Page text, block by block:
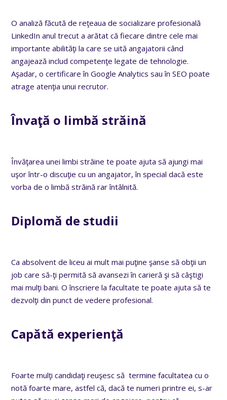
O analiză făcută de reţeaua de socializare profesională
LinkedIn anul trecut a arătat că fiecare dintre cele mai
importante abilităţi la care se uită angajatorii când
angajează includ competenţe legate de tehnologie.
Aşadar, o certificare în Google Analytics sau în SEO poate
atrage atenţia unui recrutor.
Învaţă o limbă străină
Învăţarea unei limbi străine te poate ajuta să ajungi mai
uşor într-o discuţie cu un angajator, în special dacă este
vorba de o limbă străină rar întâlnită.
Diplomă de studii
Ca absolvent de liceu ai mult mai puţine şanse să obţii un
job care să-ţi permită să avansezi în carieră şi să câştigi
mai mulţi bani. O înscriere la facultate te poate ajuta să te
dezvolţi din punct de vedere profesional.
Capătă experienţă
Foarte mulţi candidaţi reuşesc să termine facultatea cu o
notă foarte mare, astfel că, dacă te numeri printre ei, s-ar